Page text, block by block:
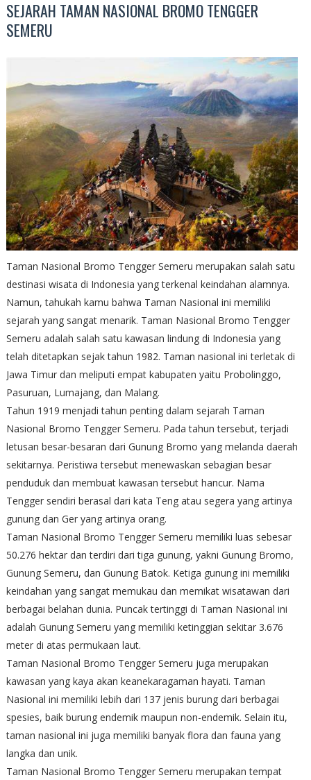
SEJARAH TAMAN NASIONAL BROMO TENGGER
SEMERU
Taman Nasional Bromo Tengger Semeru merupakan salah satu
destinasi wisata di Indonesia yang terkenal keindahan alamnya.
Namun, tahukah kamu bahwa Taman Nasional ini memiliki
sejarah yang sangat menarik. Taman Nasional Bromo Tengger
Semeru adalah salah satu kawasan lindung di Indonesia yang
telah ditetapkan sejak tahun 1982. Taman nasional ini terletak di
Jawa Timur dan meliputi empat kabupaten yaitu Probolinggo,
Pasuruan, Lumajang, dan Malang.
Tahun 1919 menjadi tahun penting dalam sejarah Taman
Nasional Bromo Tengger Semeru. Pada tahun tersebut, terjadi
letusan besar-besaran dari Gunung Bromo yang melanda daerah
sekitarnya. Peristiwa tersebut menewaskan sebagian besar
penduduk dan membuat kawasan tersebut hancur. Nama
Tengger sendiri berasal dari kata Teng atau segera yang artinya
gunung dan Ger yang artinya orang.
Taman Nasional Bromo Tengger Semeru memiliki luas sebesar
50.276 hektar dan terdiri dari tiga gunung, yakni Gunung Bromo,
Gunung Semeru, dan Gunung Batok. Ketiga gunung ini memiliki
keindahan yang sangat memukau dan memikat wisatawan dari
berbagai belahan dunia. Puncak tertinggi di Taman Nasional ini
adalah Gunung Semeru yang memiliki ketinggian sekitar 3.676
meter di atas permukaan laut.
Taman Nasional Bromo Tengger Semeru juga merupakan
kawasan yang kaya akan keanekaragaman hayati. Taman
Nasional ini memiliki lebih dari 137 jenis burung dari berbagai
spesies, baik burung endemik maupun non-endemik. Selain itu,
taman nasional ini juga memiliki banyak flora dan fauna yang
langka dan unik.
Taman Nasional Bromo Tengger Semeru merupakan tempat